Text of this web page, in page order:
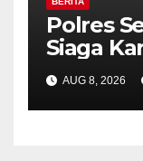
Polres
Siaga
AUG 8, 2026